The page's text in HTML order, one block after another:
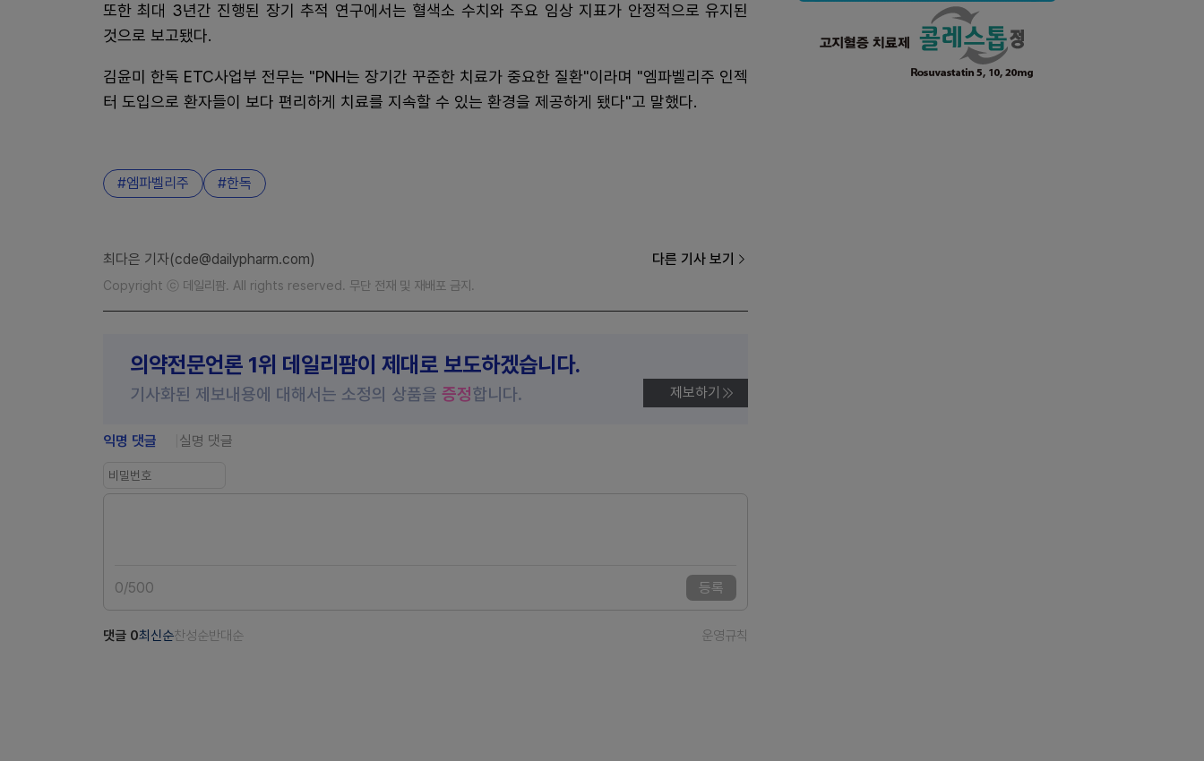
또한 최대 3년간 진행된 장기 추적 연구에서는 혈색소 수치와 주요 임상 지표가 안정적으로 유지된
것으로 보고됐다.
김윤미 한독 ETC사업부 전무는 "PNH는 장기간 꾸준한 치료가 중요한 질환"이라며 "엠파벨리주 인젝
터 도입으로 환자들이 보다 편리하게 치료를 지속할 수 있는 환경을 제공하게 됐다"고 말했다.
엠파벨리주 한독
최다은 기자(cde@dailypharm.com) 다른 기사 보기
Copyright ⓒ 데일리팜. All rights reserved. 무단 전재 및 재배포 금지.
의약전문언론 1위 데일리팜이 제대로 보도하겠습니다.
기사화된 제보내용에 대해서는 소정의 상품을 증정합니다. 제보하기
익명 댓글 실명 댓글
0/500 등록
댓글 0최신순찬성순반대순 운영규칙